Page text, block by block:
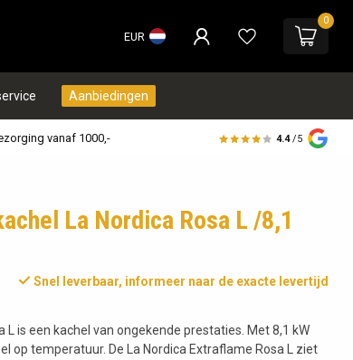
EUR
0
Aanbiedingen
vanaf 1000,- 4.4 /5
La Nordica Rosa L /8,1
Snel leverbaar, informeer naar de exacte levertijd
L is een kachel van ongekende prestaties. Met 8,1 kW
op temperatuur. De La Nordica Extraflame Rosa L ziet